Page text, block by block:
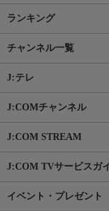
ランキング
チャンネル一覧
J:テレ
J:COMチャンネル
J:COM STREAM
J:COM TVサービスガ
イベント・プレゼント